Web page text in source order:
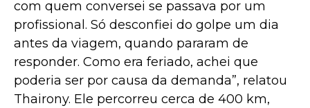
com quem conversei se passava por um
profissional. Só desconfiei do golpe um dia
antes da viagem, quando pararam de
responder. Como era feriado, achei que
poderia ser por causa da demanda”, relatou
Thairony. Ele percorreu cerca de 400 km,